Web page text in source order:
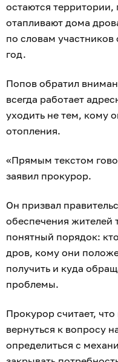
остаются
отапливают дома
по словам
год.
Попов обратил
всегда работает
уходить не тем, кому
отопления.
«Прямым текстом
заявил прокурор.
Он призвал
обеспечения жителей
понятный порядок:
дров, кому они
получить и куда
проблемы.
Прокурор считает,
вернуться к вопросу
определиться с